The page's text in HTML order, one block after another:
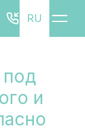
RU
и